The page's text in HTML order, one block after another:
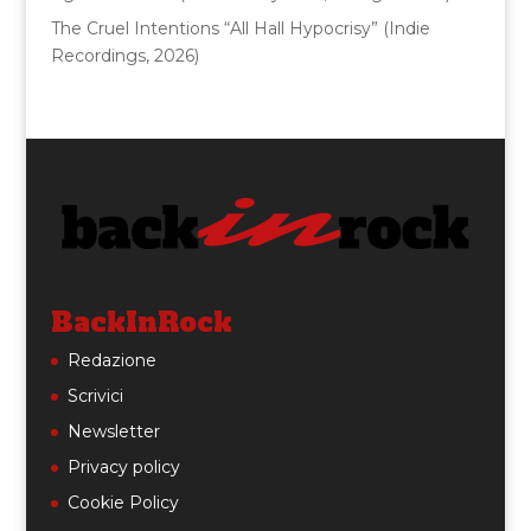
The Cruel Intentions “All Hall Hypocrisy” (Indie
Recordings, 2026)
BackInRock
Redazione
Scrivici
Newsletter
Privacy policy
Cookie Policy